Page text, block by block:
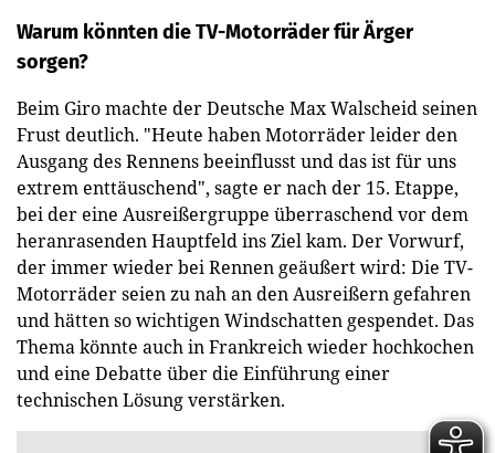
Warum könnten die TV-Motorräder für Ärger
sorgen?
Beim Giro machte der Deutsche Max Walscheid seinen
Frust deutlich. "Heute haben Motorräder leider den
Ausgang des Rennens beeinflusst und das ist für uns
extrem enttäuschend", sagte er nach der 15. Etappe,
bei der eine Ausreißergruppe überraschend vor dem
heranrasenden Hauptfeld ins Ziel kam. Der Vorwurf,
der immer wieder bei Rennen geäußert wird: Die TV-
Motorräder seien zu nah an den Ausreißern gefahren
und hätten so wichtigen Windschatten gespendet. Das
Thema könnte auch in Frankreich wieder hochkochen
und eine Debatte über die Einführung einer
technischen Lösung verstärken.